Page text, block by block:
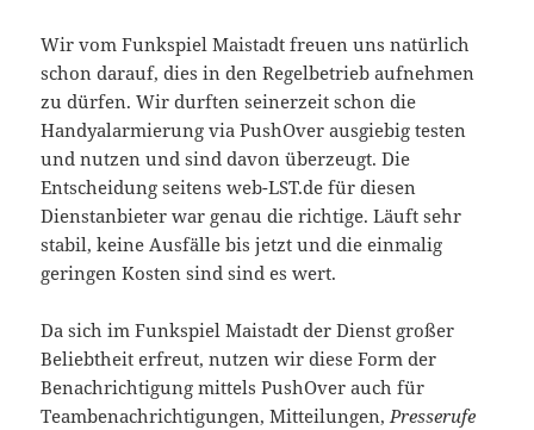
Wir vom Funkspiel Maistadt freuen uns natürlich
schon darauf, dies in den Regelbetrieb aufnehmen
zu dürfen. Wir durften seinerzeit schon die
Handyalarmierung via PushOver ausgiebig testen
und nutzen und sind davon überzeugt. Die
Entscheidung seitens web-LST.de für diesen
Dienstanbieter war genau die richtige. Läuft sehr
stabil, keine Ausfälle bis jetzt und die einmalig
geringen Kosten sind sind es wert.
Da sich im Funkspiel Maistadt der Dienst großer
Beliebtheit erfreut, nutzen wir diese Form der
Benachrichtigung mittels PushOver auch für
Teambenachrichtigungen, Mitteilungen, Presserufe